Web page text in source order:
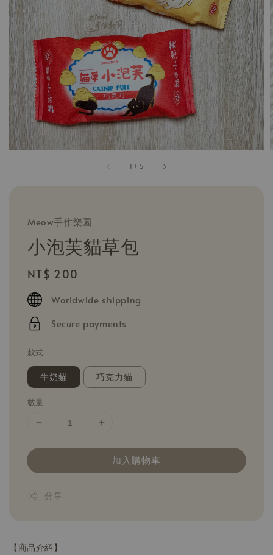
1 / 5
Meow手作樂園
小泡芙貓草包
Regular
price
NT$ 200
Worldwide shipping
Secure payments
款式
牛奶貓 巧克力貓
數量
加入購物車
分享
【商品介紹】